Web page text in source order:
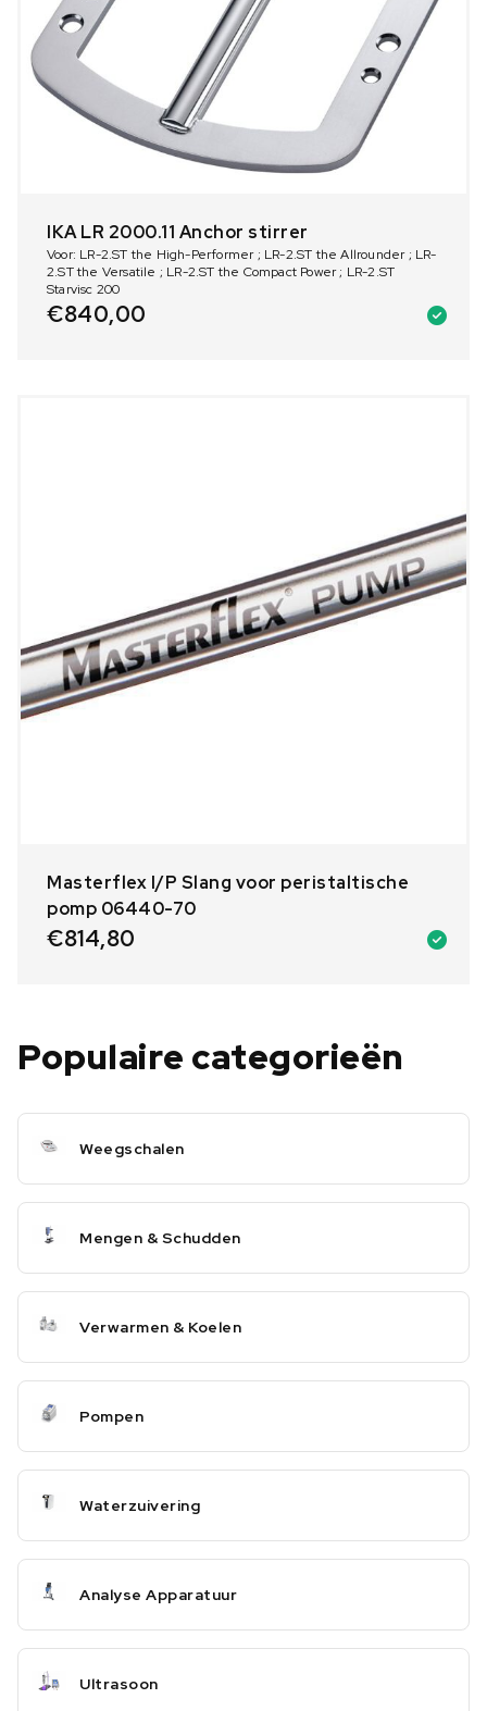
IKA LR 2000.11 Anchor stirrer
Voor: LR-2.ST the High-Performer ; LR-2.ST the Allrounder ; LR-
2.ST the Versatile ; LR-2.ST the Compact Power ; LR-2.ST
Starvisc 200
€840,00
Masterflex I/P Slang voor peristaltische
pomp 06440-70
€814,80
Populaire categorieën
Weegschalen
Mengen & Schudden
Verwarmen & Koelen
Pompen
Waterzuivering
Analyse Apparatuur
Ultrasoon